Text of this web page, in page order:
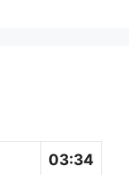
03:34